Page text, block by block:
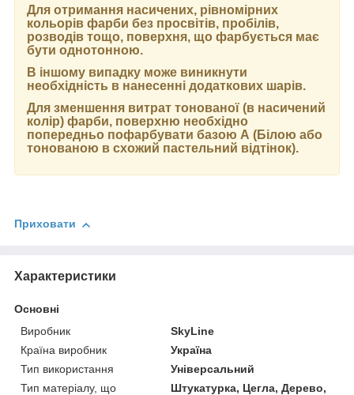
Для отримання насичених, рівномірних
кольорів фарби без просвітів, пробілів,
розводів тощо, поверхня, що фарбується має
бути однотонною.
В іншому випадку може виникнути
необхідність в нанесенні додаткових шарів.
Для зменшення витрат тонованої (в насичений
колір) фарби, поверхню необхідно
попередньо пофарбувати базою А (Білою або
тонованою в схожий пастельний відтінок).
Приховати
Характеристики
Основні
Виробник
SkyLine
Країна виробник
Україна
Тип використання
Універсальний
Тип матеріалу, що
Штукатурка, Цегла, Дерево,